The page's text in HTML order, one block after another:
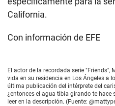
California.
Con información de EFE
El actor de la recordada serie "Friends",
vida en su residencia en Los Ángeles a
última publicación del intérprete del
¿entonces el agua tibia girando te hace
leer en la descripción. (Fuente: